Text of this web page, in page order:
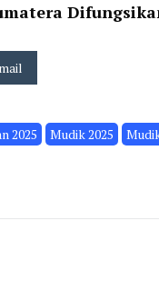
2025 Mudik 2025